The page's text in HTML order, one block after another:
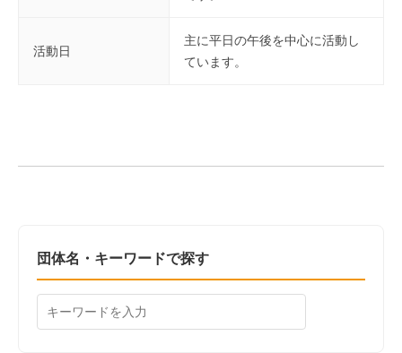
活動日
主に平日の午後を中心に活動し
ています。
団体名・キーワードで探す
索: